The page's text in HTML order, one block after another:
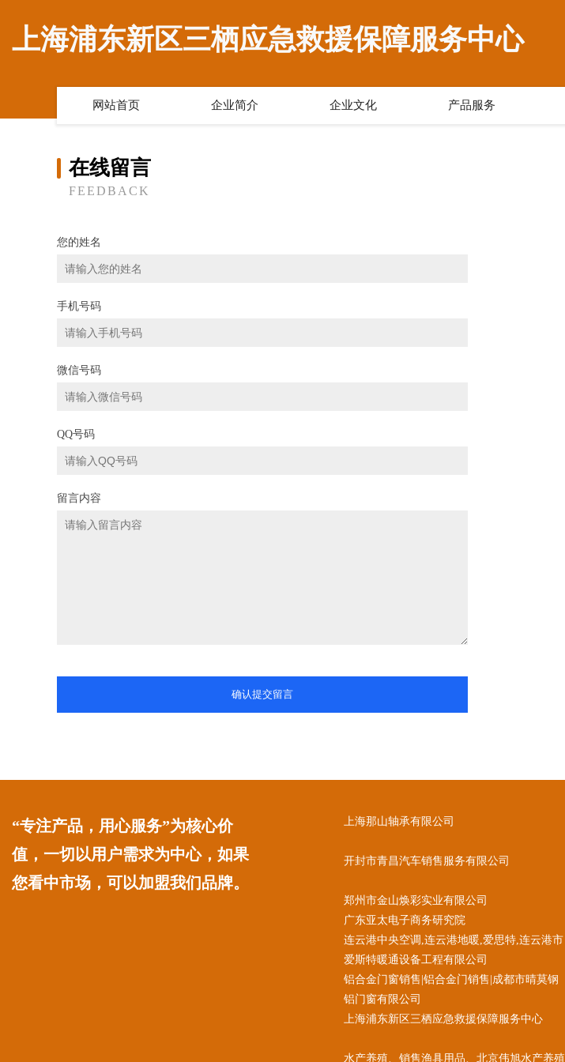
上海浦东新区三栖应急救援保障服务中心
网站首页 企业简介 企业文化 产品服务
在线留言
FEEDBACK
您的姓名
手机号码
微信号码
QQ号码
留言内容
确认提交留言
“专注产品，用心服务”为核心价
值，一切以用户需求为中心，如果
您看中市场，可以加盟我们品牌。
上海那山轴承有限公司
开封市青昌汽车销售服务有限公司
郑州市金山焕彩实业有限公司
广东亚太电子商务研究院
连云港中央空调,连云港地暖,爱思特,连云港市
爱斯特暖通设备工程有限公司
铝合金门窗销售|铝合金门销售|成都市晴莫钢
铝门窗有限公司
上海浦东新区三栖应急救援保障服务中心
水产养殖、销售渔具用品、北京伟旭水产养殖